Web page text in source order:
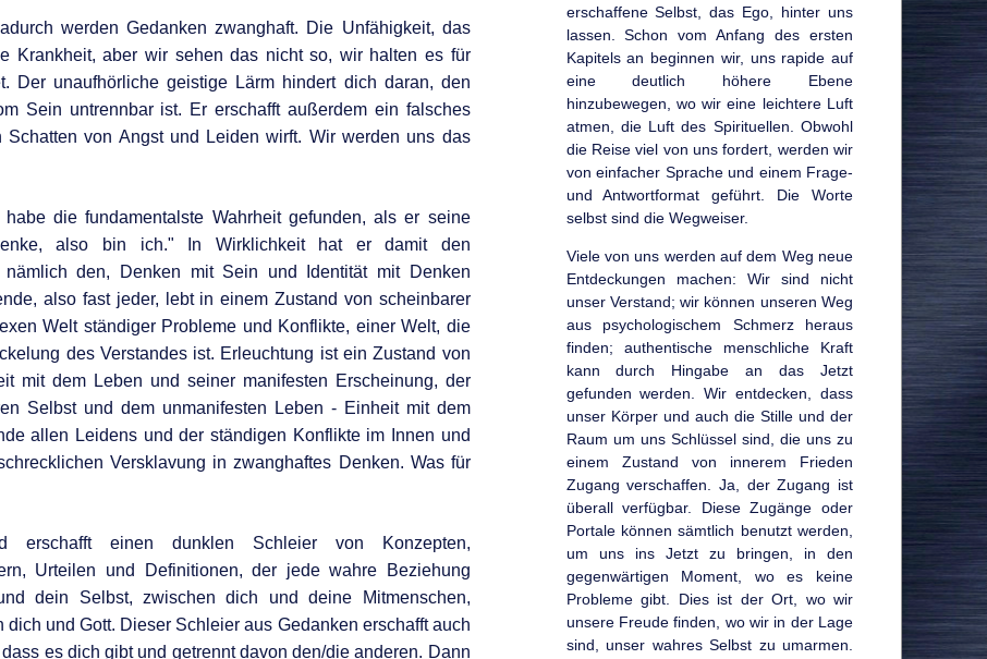
werden Gedanken zwanghaft. Die Unfähigkeit, das
Krankheit, aber wir sehen das nicht so, wir halten es für
Der unaufhörliche geistige Lärm hindert dich daran, den
Sein untrennbar ist. Er erschafft außerdem ein falsches
Schatten von Angst und Leiden wirft. Wir werden uns das
die fundamentalste Wahrheit gefunden, als er seine
also bin ich." In Wirklichkeit hat er damit den
nämlich den, Denken mit Sein und Identität mit Denken
also fast jeder, lebt in einem Zustand von scheinbarer
Welt ständiger Probleme und Konflikte, einer Welt, die
des Verstandes ist. Erleuchtung ist ein Zustand von
mit dem Leben und seiner manifesten Erscheinung, der
Selbst und dem unmanifesten Leben - Einheit mit dem
allen Leidens und der ständigen Konflikte im Innen und
Versklavung in zwanghaftes Denken. Was für
erschafft einen dunklen Schleier von Konzepten,
Urteilen und Definitionen, der jede wahre Beziehung
dein Selbst, zwischen dich und deine Mitmenschen,
und Gott. Dieser Schleier aus Gedanken erschafft auch
es dich gibt und getrennt davon den/die anderen. Dann
erschaffene Selbst, das Ego, hinter uns
lassen. Schon vom Anfang des ersten
Kapitels an beginnen wir, uns rapide auf
eine deutlich höhere Ebene
hinzubewegen, wo wir eine leichtere Luft
atmen, die Luft des Spirituellen. Obwohl
die Reise viel von uns fordert, werden wir
von einfacher Sprache und einem Frage-
und Antwortformat geführt. Die Worte
selbst sind die Wegweiser.
Viele von uns werden auf dem Weg neue
Entdeckungen machen: Wir sind nicht
unser Verstand; wir können unseren Weg
aus psychologischem Schmerz heraus
finden; authentische menschliche Kraft
kann durch Hingabe an das Jetzt
gefunden werden. Wir entdecken, dass
unser Körper und auch die Stille und der
Raum um uns Schlüssel sind, die uns zu
einem Zustand von innerem Frieden
Zugang verschaffen. Ja, der Zugang ist
überall verfügbar. Diese Zugänge oder
Portale können sämtlich benutzt werden,
um uns ins Jetzt zu bringen, in den
gegenwärtigen Moment, wo es keine
Probleme gibt. Dies ist der Ort, wo wir
unsere Freude finden, wo wir in der Lage
sind, unser wahres Selbst zu umarmen.